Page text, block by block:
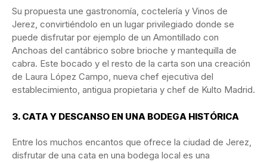
Su propuesta une gastronomía, coctelería y Vinos de
Jerez, convirtiéndolo en un lugar privilegiado donde se
puede disfrutar por ejemplo de un Amontillado con
Anchoas del cantábrico sobre brioche y mantequilla de
cabra. Este bocado y el resto de la carta son una creación
de Laura López Campo, nueva chef ejecutiva del
establecimiento, antigua propietaria y chef de Kulto Madrid.
3. CATA Y DESCANSO EN UNA BODEGA HISTÓRICA
Entre los muchos encantos que ofrece la ciudad de Jerez,
disfrutar de una cata en una bodega local es una